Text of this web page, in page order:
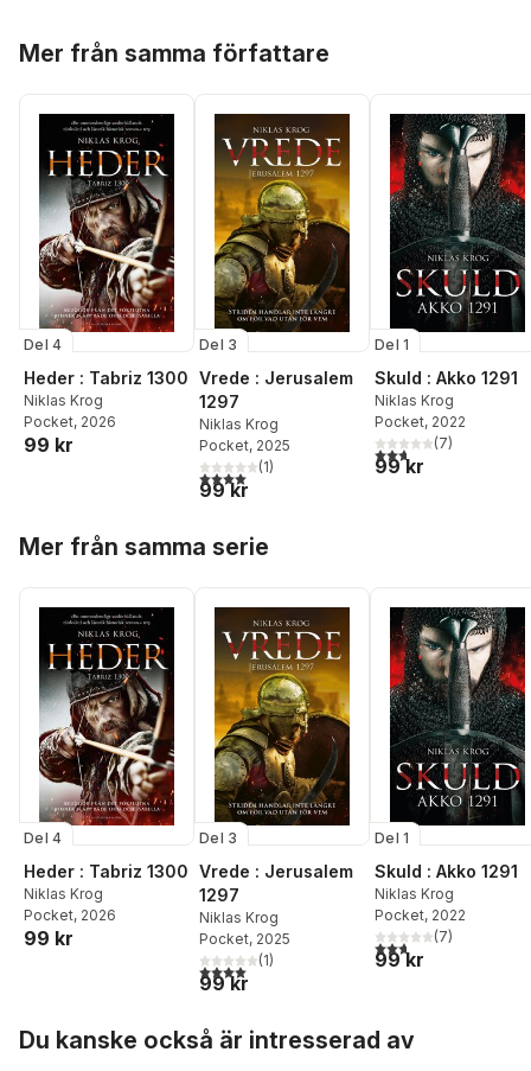
Mer från samma författare
Del 4
Heder : Tabriz 1300
Niklas Krog
Pocket, 2026
99 kr
Del 3
Vrede : Jerusalem
1297
Niklas Krog
Pocket, 2025
4,0utav 5 stjärnor. Totalt antal röster:
(1)
99 kr
Del 1
Skuld : Akko 1291
Niklas Krog
Pocket, 2022
2,7utav 5 stjärnor.
(7)
99 kr
Mer från samma serie
Del 4
Heder : Tabriz 1300
Niklas Krog
Pocket, 2026
99 kr
Del 3
Vrede : Jerusalem
1297
Niklas Krog
Pocket, 2025
4,0utav 5 stjärnor. Totalt antal röster:
(1)
99 kr
Del 1
Skuld : Akko 1291
Niklas Krog
Pocket, 2022
2,7utav 5 stjärnor.
(7)
99 kr
Du kanske också är intresserad av